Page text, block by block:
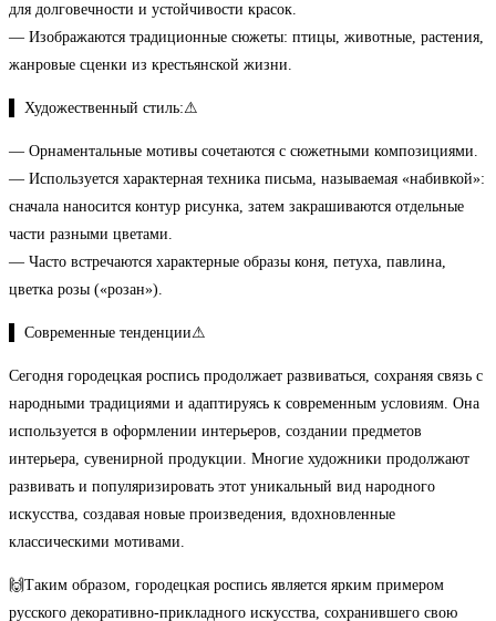
для долговечности и устойчивости красок.
— Изображаются традиционные сюжеты: птицы, животные, растения,
жанровые сценки из крестьянской жизни.
▌ Художественный стиль:⚠
— Орнаментальные мотивы сочетаются с сюжетными композициями.
— Используется характерная техника письма, называемая «набивкой»:
сначала наносится контур рисунка, затем закрашиваются отдельные
части разными цветами.
— Часто встречаются характерные образы коня, петуха, павлина,
цветка розы («розан»).
▌ Современные тенденции⚠
Сегодня городецкая роспись продолжает развиваться, сохраняя связь с
народными традициями и адаптируясь к современным условиям. Она
используется в оформлении интерьеров, создании предметов
интерьера, сувенирной продукции. Многие художники продолжают
развивать и популяризировать этот уникальный вид народного
искусства, создавая новые произведения, вдохновленные
классическими мотивами.
🙌Таким образом, городецкая роспись является ярким примером
русского декоративно-прикладного искусства, сохранившего свою